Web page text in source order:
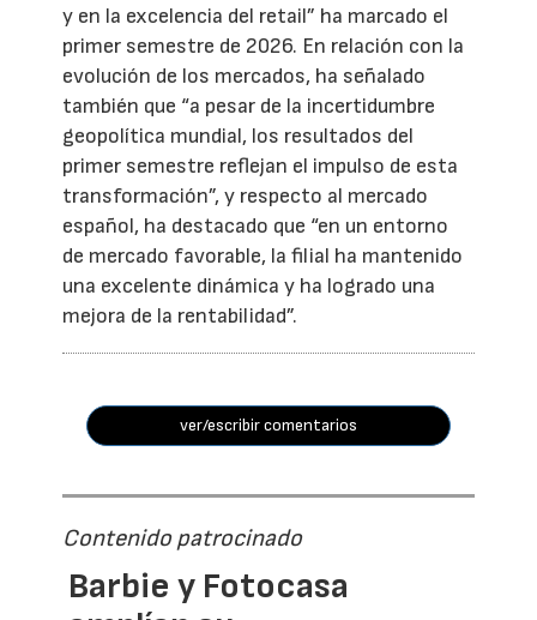
y en la excelencia del retail” ha marcado el
primer semestre de 2026. En relación con la
evolución de los mercados, ha señalado
también que “a pesar de la incertidumbre
geopolítica mundial, los resultados del
primer semestre reflejan el impulso de esta
transformación”, y respecto al mercado
español, ha destacado que “en un entorno
de mercado favorable, la filial ha mantenido
una excelente dinámica y ha logrado una
mejora de la rentabilidad”.
ver/escribir comentarios
Contenido patrocinado
Barbie y Fotocasa